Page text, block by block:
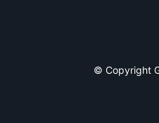
© Copyright